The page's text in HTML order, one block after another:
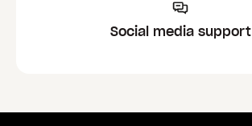
Social media support